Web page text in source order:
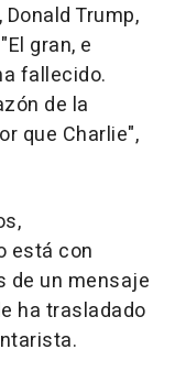
Trump,
gran, e
fallecido.
de la
que Charlie",
está con
de un mensaje
ha trasladado